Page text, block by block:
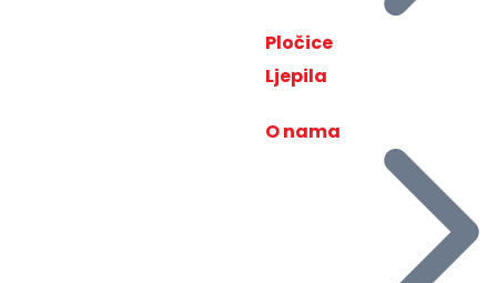
Pločice
Ljepila
O nama